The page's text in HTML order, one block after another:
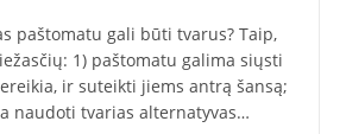
paštomatu gali būti tvarus? Taip,
1) paštomatu galima siųsti
ir suteikti jiems antrą šansą;
naudoti tvarias alternatyvas…